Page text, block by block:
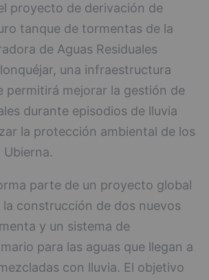
proyecto de derivación de
tanque de tormentas de la
de Aguas Residuales
una infraestructura
permitirá mejorar la gestión de
durante episodios de lluvia
la protección ambiental de los
parte de un proyecto global
construcción de dos nuevos
y un sistema de
para las aguas que llegan a
con lluvia. El objetivo